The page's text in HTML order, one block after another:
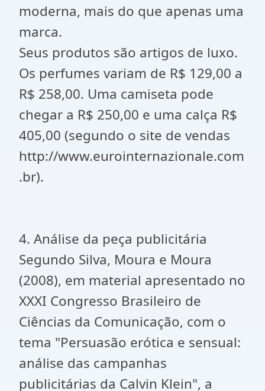
moderna, mais do que apenas uma
marca.
Seus produtos são artigos de luxo.
Os perfumes variam de R$ 129,00 a
R$ 258,00. Uma camiseta pode
chegar a R$ 250,00 e uma calça R$
405,00 (segundo o site de vendas
http://www.eurointernazionale.com
.br).
4. Análise da peça publicitária
Segundo Silva, Moura e Moura
(2008), em material apresentado no
XXXI Congresso Brasileiro de
Ciências da Comunicação, com o
tema "Persuasão erótica e sensual:
análise das campanhas
publicitárias da Calvin Klein", a